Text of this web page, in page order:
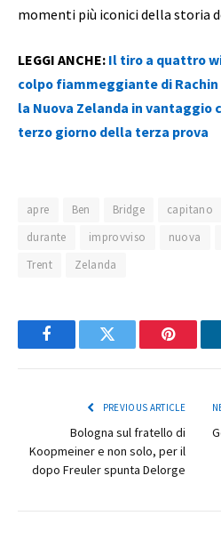
momenti più iconici della storia
LEGGI ANCHE: Il tiro a quattro
colpo fiammeggiante di
la Nuova Zelanda in vantaggio
terzo giorno della terza prova
apre Ben Bridge capitano
durante
improvviso nuova
Trent
Zelanda
FacebookTwitter
PREVIOUS ARTICLE
Bologna sul fratello di
Koopmeiner e non solo, per il
dopo Freuler spunta Delorge